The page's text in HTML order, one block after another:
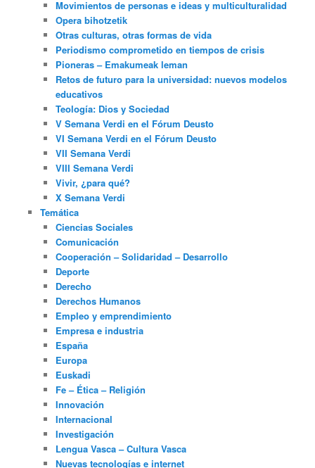
Movimientos de personas e ideas y multiculturalidad
Opera bihotzetik
Otras culturas, otras formas de vida
Periodismo comprometido en tiempos de crisis
Pioneras – Emakumeak leman
Retos de futuro para la universidad: nuevos modelos
educativos
Teología: Dios y Sociedad
V Semana Verdi en el Fórum Deusto
VI Semana Verdi en el Fórum Deusto
VII Semana Verdi
VIII Semana Verdi
Vivir, ¿para qué?
X Semana Verdi
Temática
Ciencias Sociales
Comunicación
Cooperación – Solidaridad – Desarrollo
Deporte
Derecho
Derechos Humanos
Empleo y emprendimiento
Empresa e industria
España
Europa
Euskadi
Fe – Ética – Religión
Innovación
Internacional
Investigación
Lengua Vasca – Cultura Vasca
Nuevas tecnologías e internet